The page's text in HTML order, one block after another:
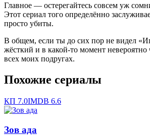
Главное — остерегайтесь совсем уж
Этот сериал того определённо
просто убиты.
В общем, если ты до сих пор не видел
жёсткий и в какой-то момент
всех моих подругах.
Похожие сериалы
КП 7.0IMDB 6.6
Зов ада